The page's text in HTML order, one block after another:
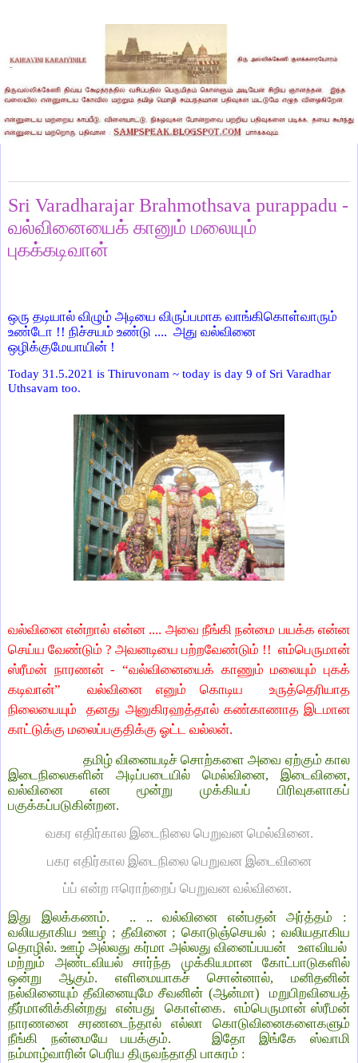
Sri Varadharajar Brahmothsava purappadu -
வல்வினையைக் கானும் மலையும்
புகக்கடிவான்
ஒரு தடியால் விழும் அடியை விருப்பமாக வாங்கிகொள்வாரும்
உண்டோ !! நிச்சயம் உண்டு .... அது வல்வினை
ஒழிக்குமேயாயின் !
Today 31.5.2021 is Thiruvonam ~ today is day 9 of Sri Varadhar
Uthsavam too.
வல்வினை என்றால் என்ன .... அவை நீங்கி நன்மை பயக்க என்ன
செய்ய வேண்டும் ? அவனடியை பற்றவேண்டும் !! எம்பெருமான்
ஸ்ரீமன் நாரணன் - “வல்வினையைக் காணும் மலையும் புகக்
கடிவான்” வல்வினை எனும் கொடிய உருத்தெரியாத
நிலையையும் தனது அனுகிரஹத்தால் கண்காணாத இடமான
காட்டுக்கு மலைப்பகுதிக்கு ஓட்ட வல்லன்.
தமிழ் வினையடிச் சொற்களை அவை ஏற்கும் கால
இடைநிலைகளின் அடிப்படையில் மெல்வினை, இடைவினை,
வல்வினை என மூன்று முக்கியப் பிரிவுகளாகப்
பகுக்கப்படுகின்றன.
வகர எதிர்கால இடைநிலை பெறுவன மெல்வினை.
பகர எதிர்கால இடைநிலை பெறுவன இடைவினை
ப்ப் என்ற ஈரொற்றைப் பெறுவன வல்வினை.
இது இலக்கணம். .. .. வல்வினை என்பதன் அர்த்தம் :
வலியதாகிய ஊழ் ; தீவினை ; கொடுஞ்செயல் ; வலியதாகிய
தொழில். ஊழ் அல்லது கர்மா அல்லது வினைப்பயன் உளவியல்
மற்றும் அண்டவியல் சார்ந்த முக்கியமான கோட்பாடுகளில்
ஒன்று ஆகும். எளிமையாகச் சொன்னால், மனிதனின்
நல்வினையும் தீவினையுமே சீவனின் (ஆன்மா)
மறுபிறவியைத்
தீர்மானிக்கின்றது
என்பது கொள்கை.
எம்பெருமான் ஸ்ரீமன்
நாரணனை சரணடைந்தால் எல்லா கொடுவினைகளைகளும்
நீங்கி நன்மையே பயக்கும்.
இதோ இங்கே ஸ்வாமி
நம்மாழ்வாரின் பெரிய திருவந்தாதி பாசுரம் :